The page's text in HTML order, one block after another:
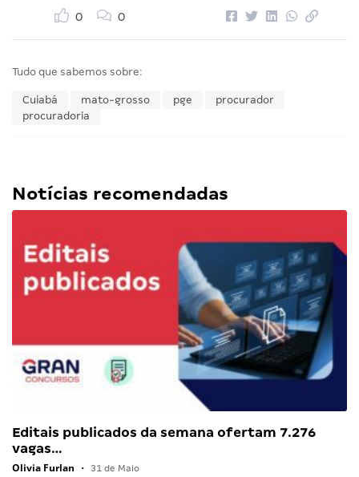
0 0
Tudo que sabemos sobre:
Cuiabá mato-grosso pge
procurador
procuradoria
Notícias recomendadas
Editais publicados da semana ofertam 7.276
vagas…
Olivia Furlan • 31 de Maio